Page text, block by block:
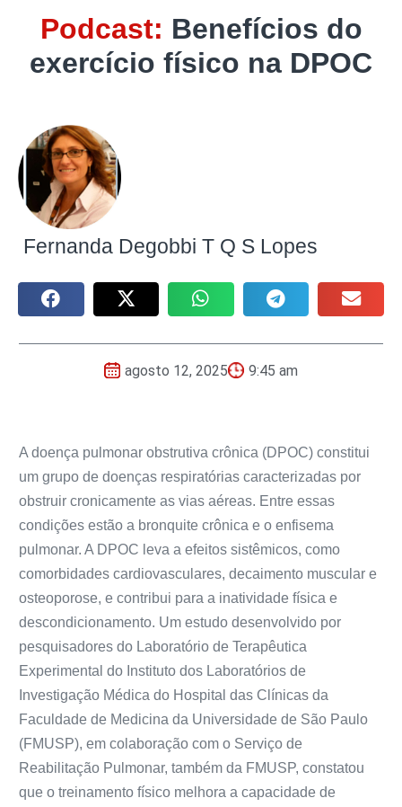
Podcast: Benefícios do
exercício físico na DPOC
Fernanda Degobbi T Q S Lopes
agosto 12, 2025 9:45 am
A doença pulmonar obstrutiva crônica (DPOC) constitui
um grupo de doenças respiratórias caracterizadas por
obstruir cronicamente as vias aéreas. Entre essas
condições estão a bronquite crônica e o enfisema
pulmonar. A DPOC leva a efeitos sistêmicos, como
comorbidades cardiovasculares, decaimento muscular e
osteoporose, e contribui para a inatividade física e
descondicionamento. Um estudo desenvolvido por
pesquisadores do Laboratório de Terapêutica
Experimental do Instituto dos Laboratórios de
Investigação Médica do Hospital das Clínicas da
Faculdade de Medicina da Universidade de São Paulo
(FMUSP), em colaboração com o Serviço de
Reabilitação Pulmonar, também da FMUSP, constatou
que o treinamento físico melhora a capacidade de